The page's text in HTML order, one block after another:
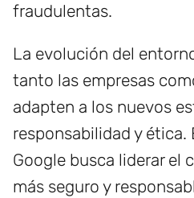
fraudulentas.
La evolución del
tanto las empresas
adapten a los nuevos
responsabilidad y
Google busca liderar el
más seguro y